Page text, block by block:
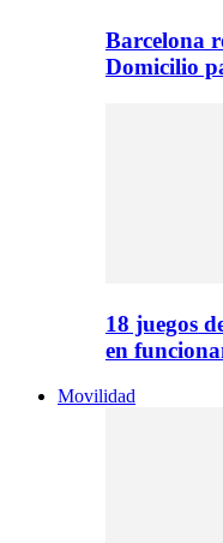
Barcelona
Domicilio
18 juegos
en
Movilidad